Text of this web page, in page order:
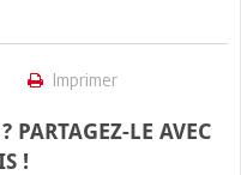
Imprimer
PARTAGEZ-LE AVEC
!